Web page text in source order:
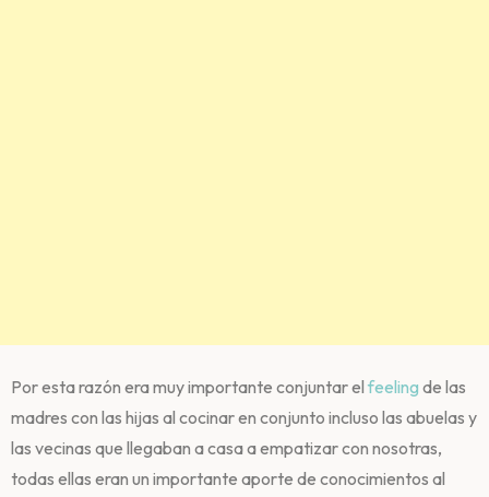
Por esta razón era muy importante conjuntar elfeeling de las
madres con las hijas al cocinar en conjunto incluso las abuelas y
las vecinas que llegaban a casa a empatizar con nosotras,
todas ellas eran un importante aporte de conocimientos al